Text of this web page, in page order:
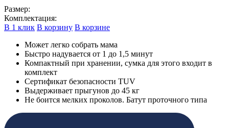
Размер:
Комплектация:
В 1 клик В корзину В корзине
Может легко собрать мама
Быстро надувается от 1 до 1,5 минут
Компактный при хранении, сумка для этого входит в
комплект
Сертификат безопасности TUV
Выдерживает прыгунов до 45 кг
Не боится мелких проколов. Батут проточного типа